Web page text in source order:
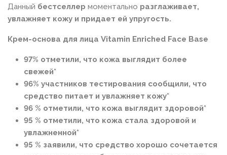
Данный бестселлер моментально разглаживает,
увлажняет кожу и придает ей упругость.
Крем-основа для лица Vitamin Enriched Face Base
97% отметили, что кожа выглядит более
свежей*
96% участников тестирования сообщили, что
средство питает и увлажняет кожу*
96 % отметили, что кожа выглядит здоровой*
95 % отметили, что кожа стала здоровой и
увлажненной*
95 % заявили, что средство хорошо сочетается